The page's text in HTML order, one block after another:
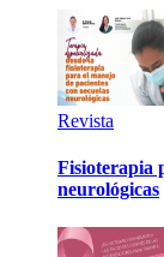
Revista
Fisioterapia
neurológicas